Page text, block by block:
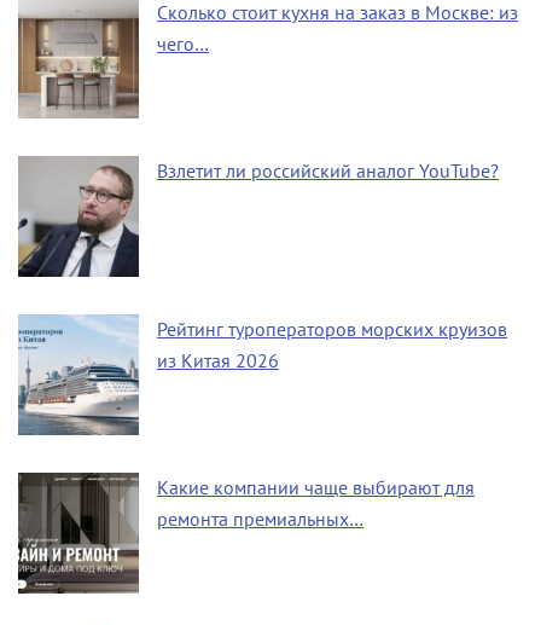
Сколько стоит кухня на заказ в Москве: из
чего…
Взлетит ли российский аналог YouTube?
Рейтинг туроператоров морских круизов
из Китая 2026
Какие компании чаще выбирают для
ремонта премиальных…